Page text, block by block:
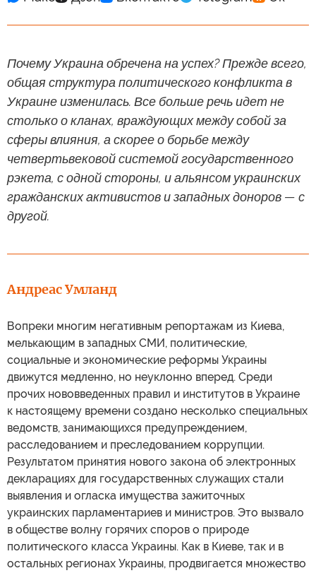
Почему Украина обречена на успех? Прежде всего,
общая структура политического конфликта в
Украине изменилась. Все больше речь идет не
столько о кланах, враждующих между собой за
сферы влияния, а скорее о борьбе между
четвертьвековой системой государственного
рэкета, с одной стороны, и альянсом украинских
гражданских активистов и западных доноров — с
другой.
Андреас Умланд
Вопреки многим негативным репортажам из Киева,
мелькающим в западных СМИ, политические,
социальные и экономические реформы Украины
движутся медленно, но неуклонно вперед. Среди
прочих нововведенных правил и институтов в Украине
к настоящему времени создано несколько специальных
ведомств, занимающихся предупреждением,
расследованием и преследованием коррупции.
Результатом принятия нового закона об электронных
декларациях для государственных служащих стали
выявления и огласка имущества зажиточных
украинских парламентариев и министров. Это вызвало
в обществе волну горячих споров о природе
политического класса Украины. Как в Киеве, так и в
остальных регионах Украины, продвигается множество